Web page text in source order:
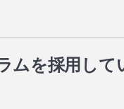
ムを採用して